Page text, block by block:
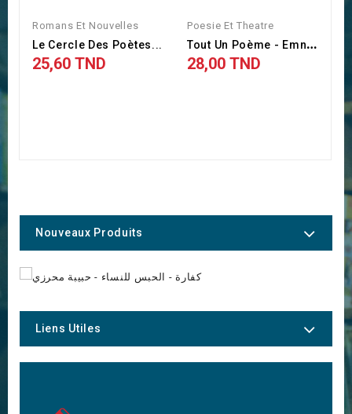
Romans Et Nouvelles
Le Cercle Des Poètes...
25,60 TND
Poesie Et Theatre
T
Out Un Poème - Emna Louzyr...
28,00 TND
Nouveaux Produits
Liens Utiles